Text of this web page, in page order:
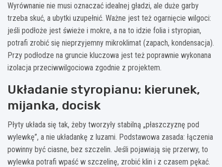
Wyrównanie nie musi oznaczać idealnej gładzi, ale duże garby
trzeba skuć, a ubytki uzupełnić. Ważne jest też ogarnięcie wilgoci:
jeśli podłoże jest świeże i mokre, a na to idzie folia i styropian,
potrafi zrobić się nieprzyjemny mikroklimat (zapach, kondensacja).
Przy podłodze na gruncie kluczowa jest też poprawnie wykonana
izolacja przeciwwilgociowa zgodnie z projektem.
Układanie styropianu: kierunek,
mijanka, docisk
Płyty układa się tak, żeby tworzyły stabilną „płaszczyznę pod
wylewkę”, a nie układankę z luzami. Podstawowa zasada: łączenia
powinny być ciasne, bez szczelin. Jeśli pojawiają się przerwy, to
wylewka potrafi wpaść w szczelinę, zrobić klin i z czasem pękać.